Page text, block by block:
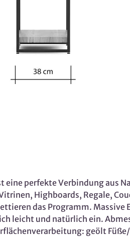
eine perfekte Verbindung
Highboards, Regale,
das Programm.
leicht und natürlich ein.
geölt